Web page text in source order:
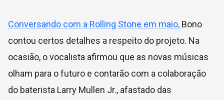
Conversando com a Rolling Stone em maio, Bono
contou certos detalhes a respeito do projeto. Na
ocasião, o vocalista afirmou que as novas músicas
olham para o futuro e contarão com a colaboração
do baterista Larry Mullen Jr., afastado das